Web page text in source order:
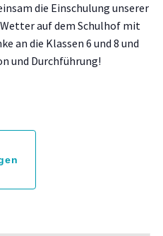
die Einschulung unserer
auf dem Schulhof mit
an die Klassen 6 und 8 und
und Durchführung!